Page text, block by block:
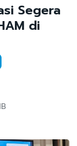
Segera
di